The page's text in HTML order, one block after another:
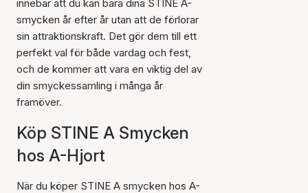
innebär att du kan bära dina STINE A-
smycken år efter år utan att de förlorar
sin attraktionskraft. Det gör dem till ett
perfekt val för både vardag och fest,
och de kommer att vara en viktig del av
din smyckessamling i många år
framöver.
Köp STINE A Smycken
hos A-Hjort
När du köper STINE A smycken hos A-